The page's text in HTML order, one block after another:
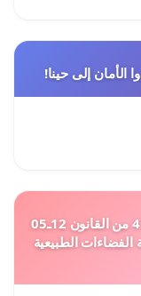
دعم ملف تفعيل النصوص التنظيمية للمادة 4 من القانون 12ـ05
الطبيعية